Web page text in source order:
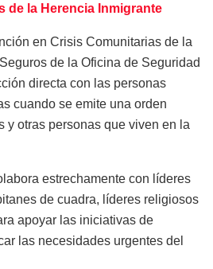
de la Herencia Inmigrante
en Crisis Comunitarias de la
de la Oficina de Seguridad
directa con las personas
cuando se emite una orden
y otras personas que viven en la
estrechamente con líderes
de cuadra, líderes religiosos
apoyar las iniciativas de
las necesidades urgentes del